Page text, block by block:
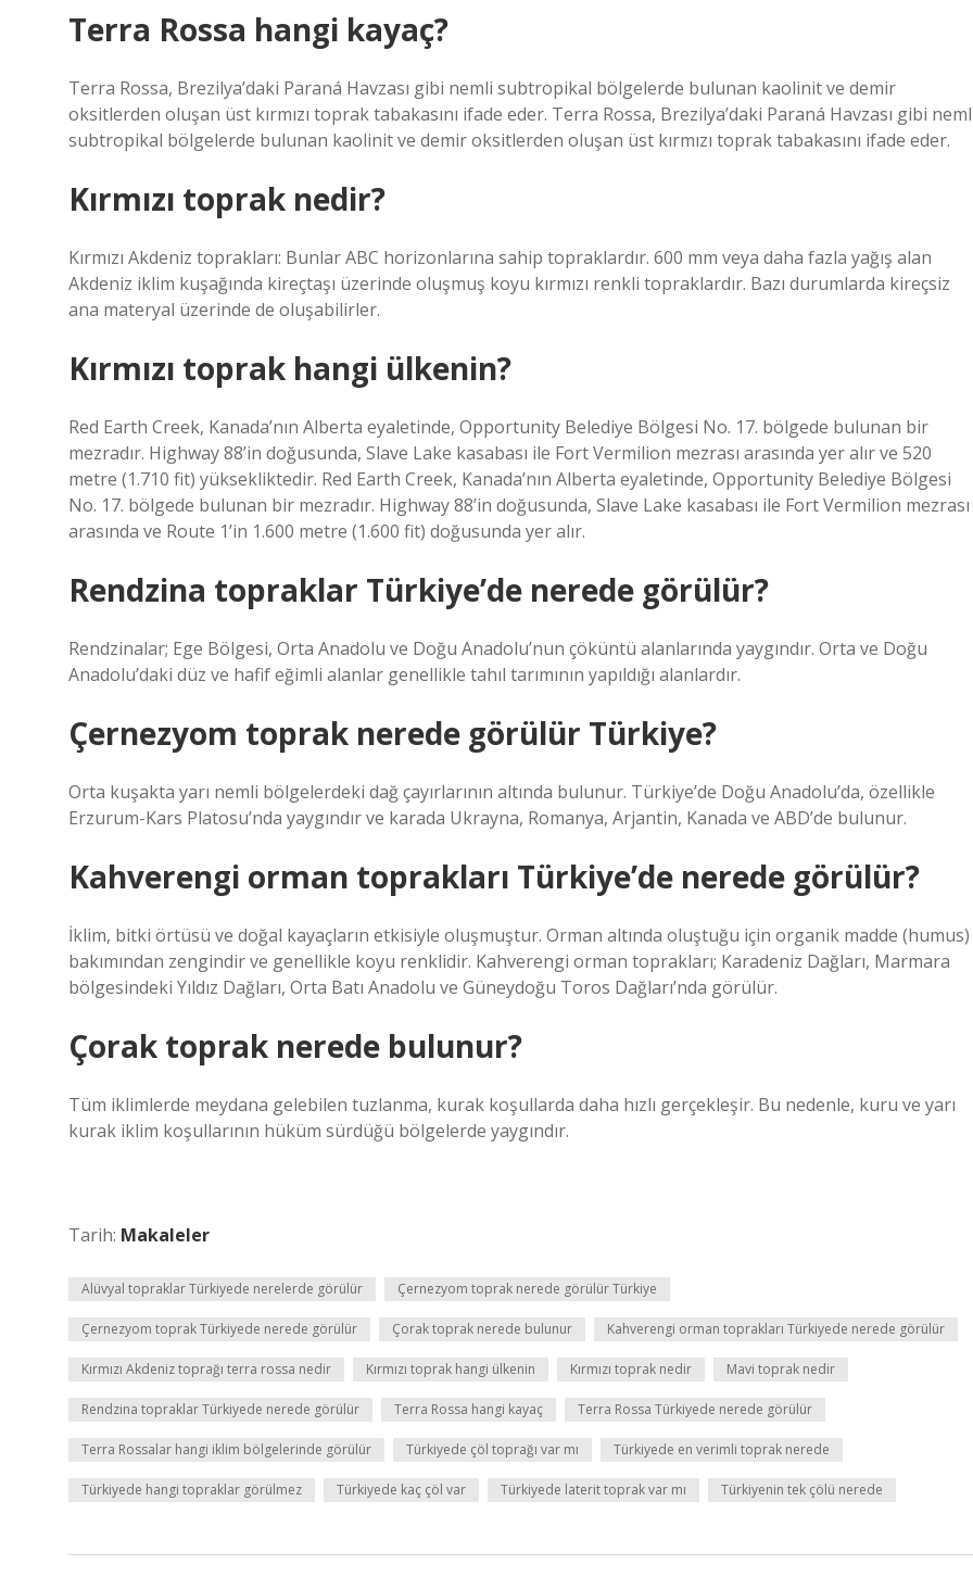
Terra Rossa hangi kayaç?
Terra Rossa, Brezilya’daki Paraná Havzası gibi nemli subtropikal bölgelerde bulunan kaolinit ve demir
oksitlerden oluşan üst kırmızı toprak tabakasını ifade eder. Terra Rossa, Brezilya’daki Paraná Havzası gibi
subtropikal bölgelerde bulunan kaolinit ve demir oksitlerden oluşan üst kırmızı toprak tabakasını ifade eder.
Kırmızı toprak nedir?
Kırmızı Akdeniz toprakları: Bunlar ABC horizonlarına sahip topraklardır. 600 mm veya daha fazla yağış alan
Akdeniz iklim kuşağında kireçtaşı üzerinde oluşmuş koyu kırmızı renkli topraklardır. Bazı durumlarda kireçsiz
ana materyal üzerinde de oluşabilirler.
Kırmızı toprak hangi ülkenin?
Red Earth Creek, Kanada’nın Alberta eyaletinde, Opportunity Belediye Bölgesi No. 17. bölgede bulunan bir
mezradır. Highway 88’in doğusunda, Slave Lake kasabası ile Fort Vermilion mezrası arasında yer alır ve 520
metre (1.710 fit) yüksekliktedir. Red Earth Creek, Kanada’nın Alberta eyaletinde, Opportunity Belediye Bölgesi
No. 17. bölgede bulunan bir mezradır. Highway 88’in doğusunda, Slave Lake kasabası ile Fort Vermilion mezrası
arasında ve Route 1’in 1.600 metre (1.600 fit) doğusunda yer alır.
Rendzina topraklar Türkiye’de nerede görülür?
Rendzinalar; Ege Bölgesi, Orta Anadolu ve Doğu Anadolu’nun çöküntü alanlarında yaygındır. Orta ve Doğu
Anadolu’daki düz ve hafif eğimli alanlar genellikle tahıl tarımının yapıldığı alanlardır.
Çernezyom toprak nerede görülür Türkiye?
Orta kuşakta yarı nemli bölgelerdeki dağ çayırlarının altında bulunur. Türkiye’de Doğu Anadolu’da, özellikle
Erzurum-Kars Platosu’nda yaygındır ve karada Ukrayna, Romanya, Arjantin, Kanada ve ABD’de bulunur.
Kahverengi orman toprakları Türkiye’de nerede görülür?
İklim, bitki örtüsü ve doğal kayaçların etkisiyle oluşmuştur. Orman altında oluştuğu için organik madde (humus)
bakımından zengindir ve genellikle koyu renklidir. Kahverengi orman toprakları; Karadeniz Dağları, Marmara
bölgesindeki Yıldız Dağları, Orta Batı Anadolu ve Güneydoğu Toros Dağları’nda görülür.
Çorak toprak nerede bulunur?
Tüm iklimlerde meydana gelebilen tuzlanma, kurak koşullarda daha hızlı gerçekleşir. Bu nedenle, kuru ve yarı
kurak iklim koşullarının hüküm sürdüğü bölgelerde yaygındır.
Tarih: Makaleler
Alüvyal topraklar Türkiyede nerelerde görülür Çernezyom toprak nerede görülür Türkiye
Çernezyom toprak Türkiyede nerede görülür Çorak toprak nerede bulunur Kahverengi orman toprakları Türkiyede nerede görülür
Kırmızı Akdeniz toprağı terra rossa nedir Kırmızı toprak hangi ülkenin Kırmızı toprak nedir Mavi toprak nedir
Rendzina topraklar Türkiyede nerede görülür Terra Rossa hangi kayaç Terra Rossa Türkiyede nerede görülür
Terra Rossalar hangi iklim bölgelerinde görülür Türkiyede çöl toprağı var mı Türkiyede en verimli toprak nerede
Türkiyede hangi topraklar görülmez Türkiyede kaç çöl var Türkiyede laterit toprak var mı Türkiyenin tek çölü nerede